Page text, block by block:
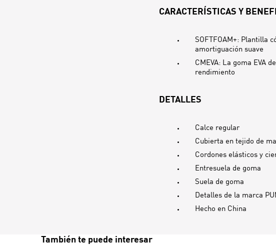
CARACTERÍSTICAS Y
SOFTFOAM+: Plantilla
amortiguación suave
CMEVA: La goma EVA
rendimiento
DETALLES
Calce regular
Cubierta en tejido de
Cordones elásticos y
Entresuela de goma
Suela de goma
Detalles de la marca
Hecho en China
También te puede interesar